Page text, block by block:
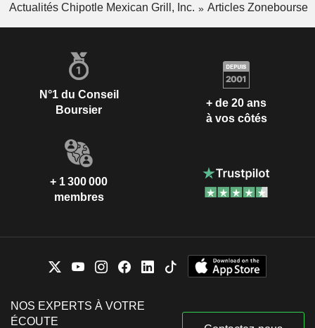
Actualités Chipotle Mexican Grill, Inc.
Articles Zonebourse
N°1 du Conseil
Boursier
+ de 20 ans
à vos côtés
+ 1 300 000
membres
NOS EXPERTS À VOTRE
ÉCOUTE